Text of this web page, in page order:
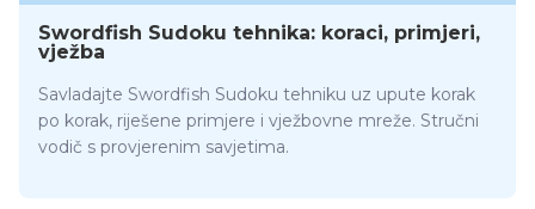
Swordfish Sudoku tehnika: koraci, primjeri,
vježba
Savladajte Swordfish Sudoku tehniku uz upute korak
po korak, riješene primjere i vježbovne mreže. Stručni
vodič s provjerenim savjetima.